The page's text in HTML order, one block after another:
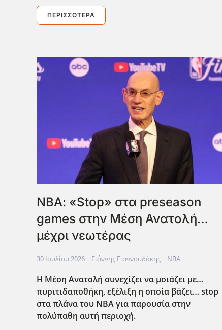
ΠΕΡΙΣΣΌΤΕΡΑ
ΝΒΑ: «Stop» στα preseason
games στην Μέση Ανατολή…
μέχρι νεωτέρας
30 Ιουλίου 2026 | Γιάννης Γιαννουδάκης | NBA
Η Μέση Ανατολή συνεχίζει να μοιάζει με…
πυριτιδαποθήκη, εξέλιξη η οποία βάζει… stop
στα πλάνα του ΝΒΑ για παρουσία στην
πολύπαθη αυτή περιοχή.